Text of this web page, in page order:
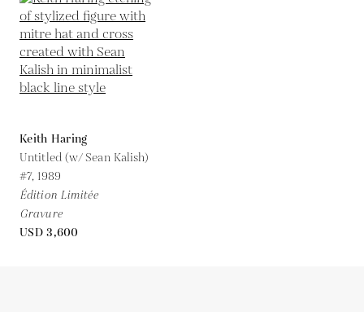
Keith Haring
Untitled (w/ Sean Kalish)
#7, 1989
Édition Limitée
Gravure
USD 3,600